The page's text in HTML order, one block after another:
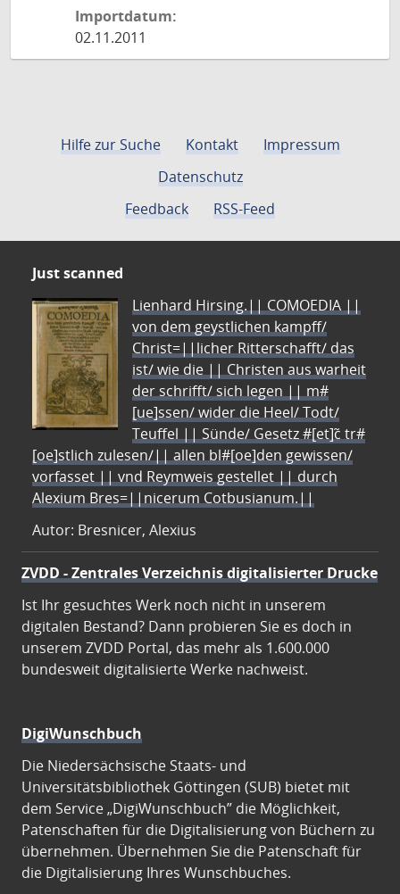
Importdatum:
02.11.2011
Hilfe zur Suche Kontakt
Impressum
Datenschutz
Feedback
RSS-Feed
Just scanned
Lienhard Hirsing.|| COMOEDIA ||
von dem geystlichen kampff/
Christ=||licher Ritterschafft/ das
ist/ wie die || Christen aus warheit
der schrifft/ sich legen || m#
[ue]ssen/ wider die Heel/ Todt/
Teuffel || Sünde/ Gesetz #[et]c̃ tr#
[oe]stlich zulesen/|| allen bl#[oe]den gewissen/
vorfasset || vnd Reymweis gestellet || durch
Alexium Bres=||nicerum Cotbusianum.||
Autor: Bresnicer, Alexius
ZVDD - Zentrales Verzeichnis digitalisierter Drucke
Ist Ihr gesuchtes Werk noch nicht in unserem
digitalen Bestand? Dann probieren Sie es doch in
unserem ZVDD Portal, das mehr als 1.600.000
bundesweit digitalisierte Werke nachweist.
DigiWunschbuch
Die Niedersächsische Staats- und
Universitätsbibliothek Göttingen (SUB) bietet mit
dem Service „DigiWunschbuch” die Möglichkeit,
Patenschaften für die Digitalisierung von Büchern zu
übernehmen. Übernehmen Sie die Patenschaft für
die Digitalisierung Ihres Wunschbuches.